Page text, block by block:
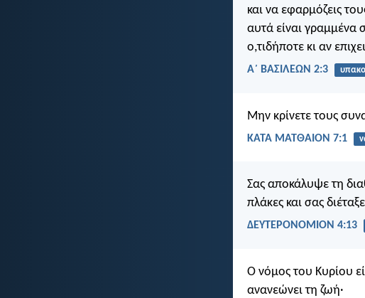
και να εφαρμόζεις
αυτά είναι γραμμένα
ο,τιδήποτε κι αν
Α΄ ΒΑΣΙΛΕΩΝ 2:3
Μην κρίνετε τους
ΚΑΤΑ ΜΑΤΘΑΙΟΝ 7:1
Σας αποκάλυψε τη
πλάκες και σας
ΔΕΥΤΕΡΟΝΟΜΙΟΝ 4:13
Ο νόμος του Κυρίου
ανανεώνει τη ζωή·